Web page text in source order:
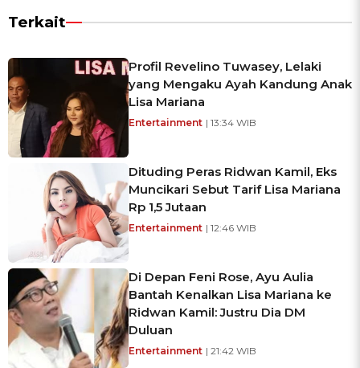
Terkait
Profil Revelino Tuwasey, Lelaki
yang Mengaku Ayah Kandung Anak
Lisa Mariana
Entertainment | 13:34 WIB
Dituding Peras Ridwan Kamil, Eks
Muncikari Sebut Tarif Lisa Mariana
Rp 1,5 Jutaan
Entertainment | 12:46 WIB
Di Depan Feni Rose, Ayu Aulia
Bantah Kenalkan Lisa Mariana ke
Ridwan Kamil: Justru Dia DM
Duluan
Entertainment | 21:42 WIB